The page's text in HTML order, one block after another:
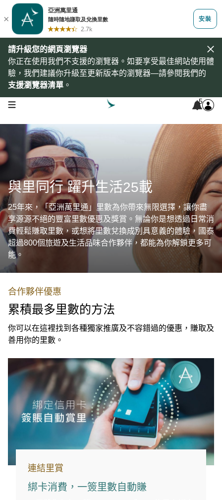
請升級您的網頁瀏覽器
你正在使用我們不支援的瀏覽器。如要享受最佳網站使用體
驗，我們建議你升級至更新版本的瀏覽器—請參閱我們的
支援瀏覽器清單 。
open navigation menu 5
與里同行 躍升生活25載
25年來，「亞洲萬里通」里數為你帶來無限選擇，讓你盡
享源源不絕的豐富里數優惠及獎賞。無論你是想透過日常消
費輕鬆賺取里數，或想將里數兌換成別具意義的體驗，國泰
超過800個旅遊及生活品味合作夥伴，都能為你解鎖更多可
能。
合作夥伴優惠
累積最多里數的方法
你可以在這裡找到各種獨家推廣及不容錯過的優惠，賺取及
善用你的里數。
連結里賞
綁卡消費，一簽里數自動賺